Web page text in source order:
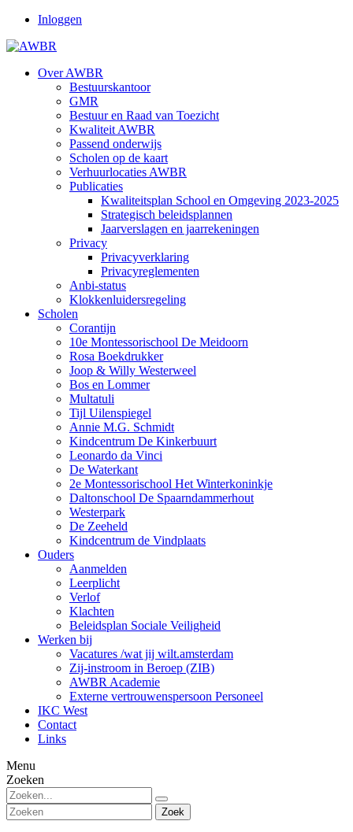
Inloggen
Over AWBR
Bestuurskantoor
GMR
Bestuur en Raad van Toezicht
Kwaliteit AWBR
Passend onderwijs
Scholen op de kaart
Verhuurlocaties AWBR
Publicaties
Kwaliteitsplan School en Omgeving 2023-2025
Strategisch beleidsplannen
Jaarverslagen en jaarrekeningen
Privacy
Privacyverklaring
Privacyreglementen
Anbi-status
Klokkenluidersregeling
Scholen
Corantijn
10e Montessorischool De Meidoorn
Rosa Boekdrukker
Joop & Willy Westerweel
Bos en Lommer
Multatuli
Tijl Uilenspiegel
Annie M.G. Schmidt
Kindcentrum De Kinkerbuurt
Leonardo da Vinci
De Waterkant
2e Montessorischool Het Winterkoninkje
Daltonschool De Spaarndammerhout
Westerpark
De Zeeheld
Kindcentrum de Vindplaats
Ouders
Aanmelden
Leerplicht
Verlof
Klachten
Beleidsplan Sociale Veiligheid
Werken bij
Vacatures /wat jij wilt.amsterdam
Zij-instroom in Beroep (ZIB)
AWBR Academie
Externe vertrouwenspersoon Personeel
IKC West
Contact
Links
Menu
Zoeken
Zoek